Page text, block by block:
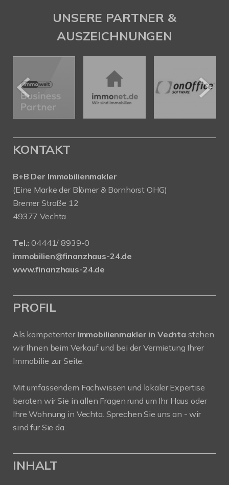
UNSERE PARTNER &
AUSZEICHNUNGEN
KONTAKT
B+B Der Immobilienmakler
(Eine Marke der Blömer & Bornhorst OHG)
Bremer Straße 12
49377 Vechta
Tel.: 04441/ 8939-0
immobilien@finanzhaus-24.de
www.finanzhaus-24.de
PROFIL
Als kompetenter Immobilienmakler in Vechta stehen
wir Ihnen beim Verkauf und bei der Vermietung Ihrer
Immobilie zur Seite.
Mit umfassendem Fachwissen und lokaler Expertise
beraten wir Sie in allen Fragen rund um Ihr Haus oder
Ihre Wohnung in Vechta. Sprechen Sie uns an - wir
sind für Sie da.
INHALT